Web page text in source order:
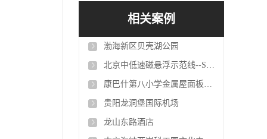
相关案例
渤海新区贝壳湖公园
北京中低速磁悬浮示范线--S1线
康巴什第八小学金属屋面板项目
贵阳龙洞堡国际机场
龙山东路酒店